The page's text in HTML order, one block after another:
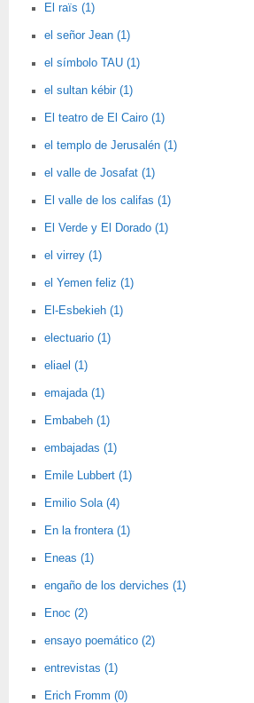
El raïs (1)
el señor Jean (1)
el símbolo TAU (1)
el sultan kébir (1)
El teatro de El Cairo (1)
el templo de Jerusalén (1)
el valle de Josafat (1)
El valle de los califas (1)
El Verde y El Dorado (1)
el virrey (1)
el Yemen feliz (1)
El-Esbekieh (1)
electuario (1)
eliael (1)
emajada (1)
Embabeh (1)
embajadas (1)
Emile Lubbert (1)
Emilio Sola (4)
En la frontera (1)
Eneas (1)
engaño de los derviches (1)
Enoc (2)
ensayo poemático (2)
entrevistas (1)
Erich Fromm (0)